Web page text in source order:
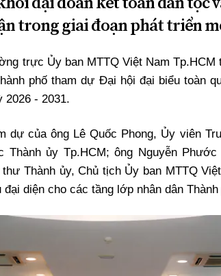
trong giai đoạn phát triển
trực Ủy ban MTTQ Việt NamTp.HCM
phố tham dự Đại hội đại biểu toàn
2026 - 2031.
dự của ông Lê Quốc Phong, Ủy viên
Thành ủy Tp.HCM; ông Nguyễn
Thành ủy, Chủ tịch Ủy ban MTTQ
đại diện cho các tầng lớp nhân dân Thành